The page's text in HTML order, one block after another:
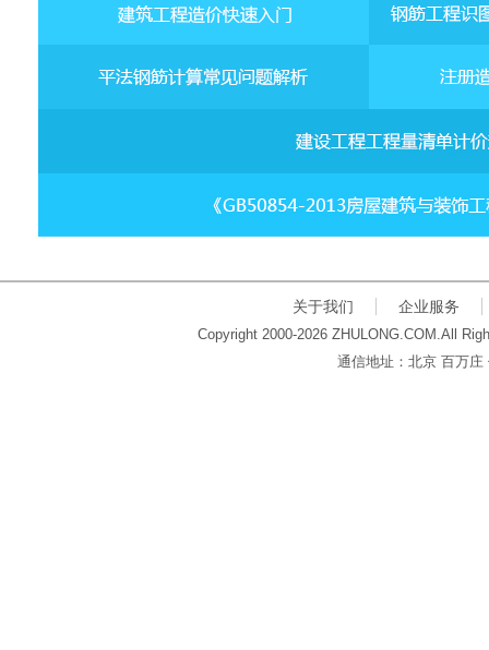
关于我们 企业服务
Copyright 2000-2026 ZHULONG.COM.All
通信地址：北京 百万